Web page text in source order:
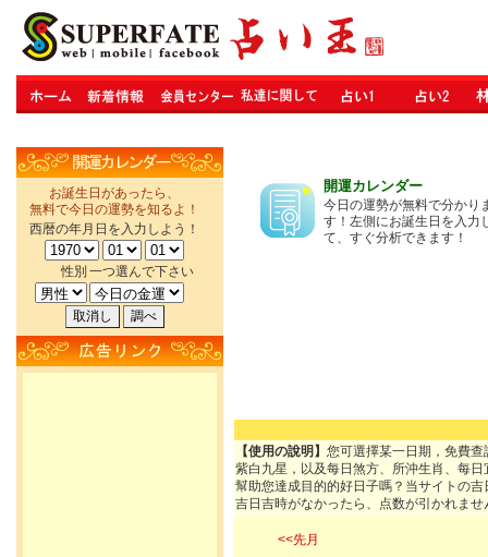
お誕生日があったら、
無料で今日の運勢を知るよ！
西暦の年月日を入力しよう！
性別 一つ選んで下さい
開運カレンダー
今日の運勢が無料で分かり
す！左側にお誕生日を入力
て、すぐ分析できます！
【使用の說明】 您可選擇某一日期，免費
紫白九星，以及每日煞方、所沖生肖、每
幫助您達成目的的好日子嗎？当サイトの
吉日吉時がなかったら、点数が引かれませ
<<先月